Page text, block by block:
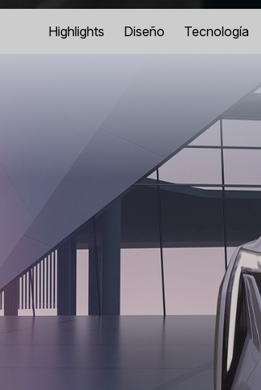
Highlights Diseño Tecnología